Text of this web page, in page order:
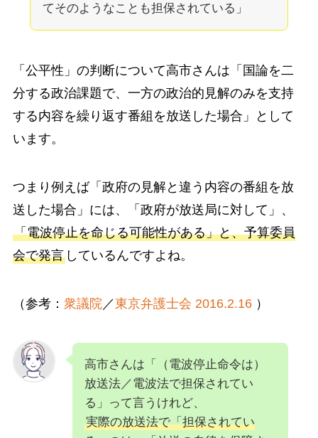
てそのようなことも担保されている」
「公平性」の判断について高市さんは「国論を二
分する政治課題で、一方の政治的見解のみを支持
する内容を繰り返す番組を放送した場合」として
います。
つまり例えば「政府の見解と違う内容の番組を放
送した場合」には、「政府が放送局に対して」、
「電波停止を命じる可能性がある」と、予算委員
会で発言しているんですよね。
（参考： 衆議院／東京弁護士会 2016.2.16）
高市さんは「（電波停止命令は）
放送法／電波法で担保されてい
る」って言うけれど、
実際の放送法で「担保されてい